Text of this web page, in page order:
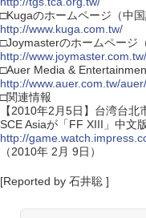
□Kugaのホームページ（中国
http://www.kuga.com.tw/
□Joymasterのホームページ
http://www.joymaster.com.tw/
□Auer Media &
http://www.auer.com.tw/auer/
□関連情報
【2010年2月5日】台湾台
SCE Asiaが「FF XIII」中文
http://
（2010年 2月 9日）
[Reported by 石井聡 ]